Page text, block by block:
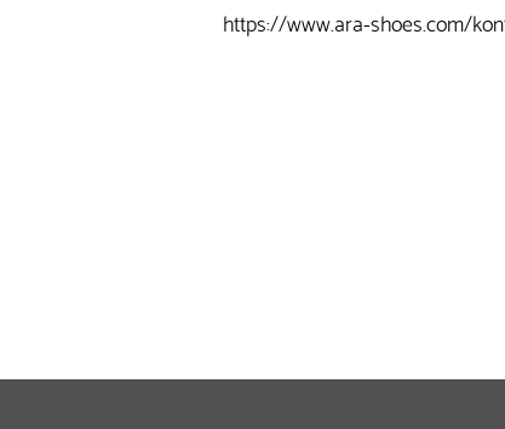
https://www.ara-shoes.com/